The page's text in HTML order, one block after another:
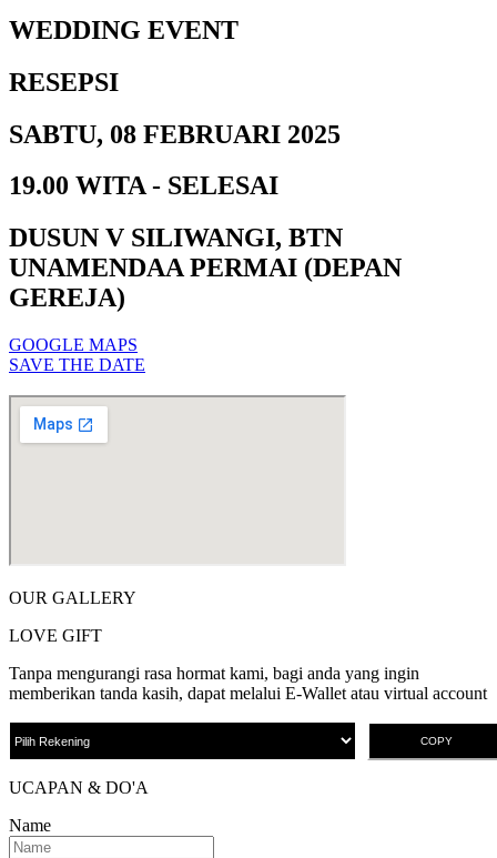
WEDDING EVENT
RESEPSI
SABTU, 08 FEBRUARI 2025
19.00 WITA - SELESAI
DUSUN V SILIWANGI, BTN
UNAMENDAA PERMAI (DEPAN
GEREJA)
GOOGLE MAPS
SAVE THE DATE
OUR GALLERY
LOVE GIFT
Tanpa mengurangi rasa hormat kami, bagi anda yang ingin
memberikan tanda kasih, dapat melalui E-Wallet atau virtual account
COPY
UCAPAN & DO'A
Name